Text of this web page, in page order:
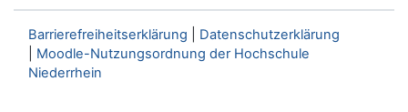
Barrierefreiheitserklärung
Datenschutzerklärung
Moodle-Nutzungsordnung der Hochschule
Niederrhein